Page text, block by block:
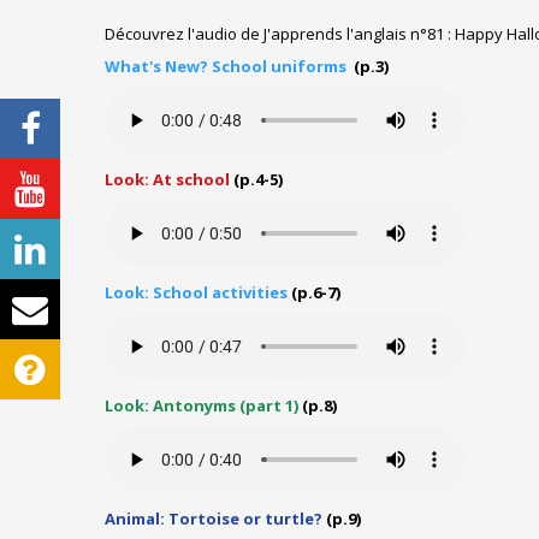
Découvrez l'audio de J'apprends l'anglais n°81 : Happy
What's New? School uniforms (p.3)
Look: At school (p.4-5)
Look: School activities (p.6-7)
Look: Antonyms (part 1) (p.8)
Animal: Tortoise or turtle? (p.9)